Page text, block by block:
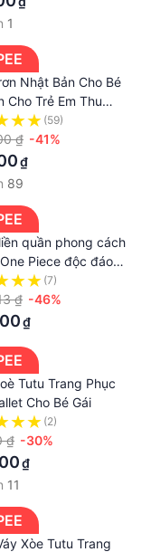
và cá tính
1
Nhật Bản Cho Bé
Cho Trẻ Em Thu
Trời Mềm Mại
Vực Mũ Ngọt Ngào
Ngày
Người Cá Mũ 2-10
(59)
₫ -41%
₫
89
quần phong cách
Piece độc đáo
sơ sinh(7)
₫ -46%
₫
Tutu Trang Phục
Cho Bé Gái
(2)
₫ -30%
₫
11
Xòe Tutu Trang